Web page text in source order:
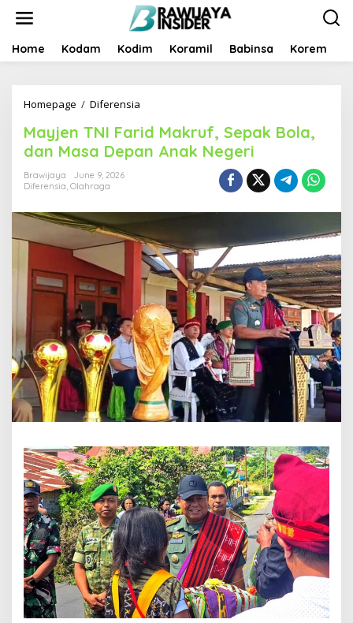
t
Home Kodam Kodim Koramil Babinsa Korem
Homepage / Diferensia
y
j
e
F
a
r
i
M
a
k
r
u
f
,
S
e
a
k
B
o
l
a
,
d
a
n
M
a
s
Mayjen TNI Farid Makruf, Sepak Bola,
dan Masa Depan Anak Negeri
Brawijaya
June 9, 2026
Diferensia, Olahraga